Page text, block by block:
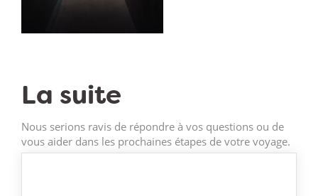
La suite
Nous serions ravis de répondre à vos questions ou de
vous aider dans les prochaines étapes de votre voyage.